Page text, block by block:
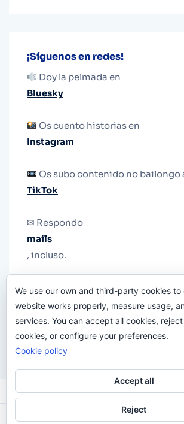
¡Síguenos en redes!
Doy la pelmada en
Bluesky
Os cuento historias en
Instagram
Os subo contenido no bailongo
TikTok
✉ Respondo
mails
, incluso.
le quiten el teléfono.
We use our own and third-party cookies to
website works properly, measure usage,
services. You can accept all cookies,
cookies, or configure your preferences.
Cookie policy
Accept all
Reject